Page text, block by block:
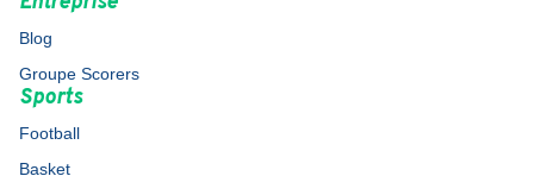
Blog
Groupe Scorers
Sports
Football
Basket